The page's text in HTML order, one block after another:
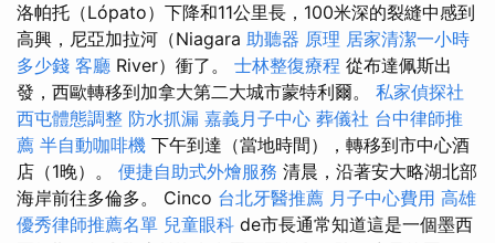
洛帕托（Lópato）下降和11公里長，100米深的裂縫中感到
高興，尼亞加拉河（Niagara 助聽器 原理 居家清潔一小時
多少錢 客廳 River）衝了。 士林整復療程 從布達佩斯出
發，西歐轉移到加拿大第二大城市蒙特利爾。 私家偵探社
西屯體態調整 防水抓漏 嘉義月子中心 葬儀社 台中律師推
薦 半自動咖啡機 下午到達（當地時間），轉移到市中心酒
店（1晚）。 便捷自助式外燴服務 清晨，沿著安大略湖北部
海岸前往多倫多。 Cinco 台北牙醫推薦 月子中心費用 高雄
優秀律師推薦名單 兒童眼科 de市長通常知道這是一個墨西